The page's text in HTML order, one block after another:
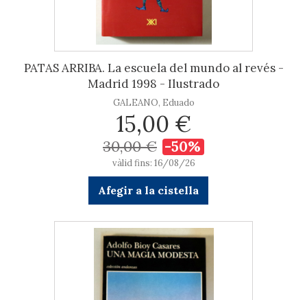
PATAS ARRIBA. La escuela del mundo al revés -
Madrid 1998 - Ilustrado
GALEANO, Eduado
15,00 €
30,00 € -50%
vàlid fins: 16/08/26
Afegir a la cistella